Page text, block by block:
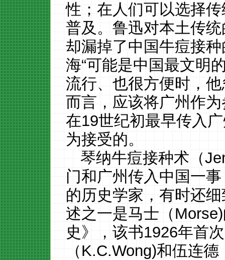
性；在人们可以选择
普及。鲁迅对本土传
却漏掉了中国牛痘接
海“可能是中国最文明
流行、也很方便时，
而言，应该将广州作
在19世纪初最早传入
为接受的。
琴纳牛痘接种术（
门和广州传入中国一
的历史学家，有时还
述之一是马士（
史》，该书1926年首
（K.C.Wong)和伍连